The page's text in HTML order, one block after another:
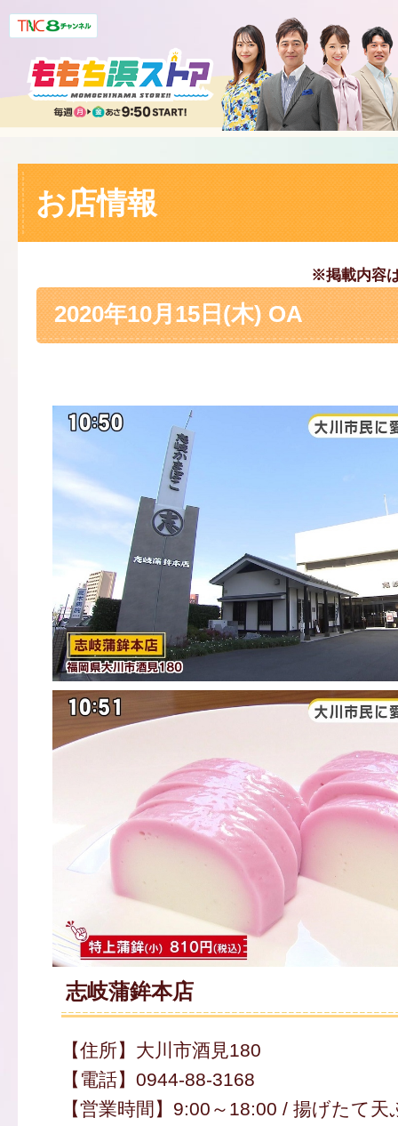
お店情報
※掲載内容
2020年10月15日(木) OA
志岐蒲鉾本店
【住所】大川市酒見180
【電話】0944-88-3168
【営業時間】9:00～18:00 / 揚げたて